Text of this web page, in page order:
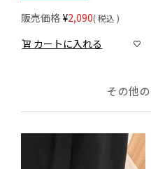
販売価格 ¥2,090 税込
カートに入れる
その他